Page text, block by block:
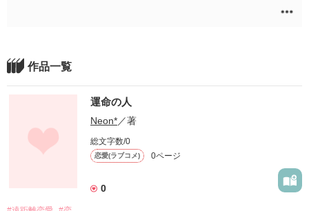
作品一覧
運命の人
Neon*／著
総文字数/0
恋愛(ラブコメ) 0ページ
0